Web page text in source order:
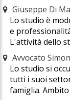
Giuseppe Di
Lo studio è
e
L'attività dello
Avvocato
Lo studio si
tutti i suoi
famiglia. Ambito